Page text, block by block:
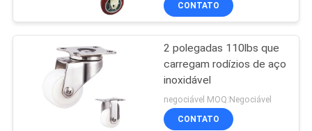
CONTATO
2 polegadas 110lbs que
carregam rodízios de aço
inoxidável
negociável MOQ:Negociável
CONTATO